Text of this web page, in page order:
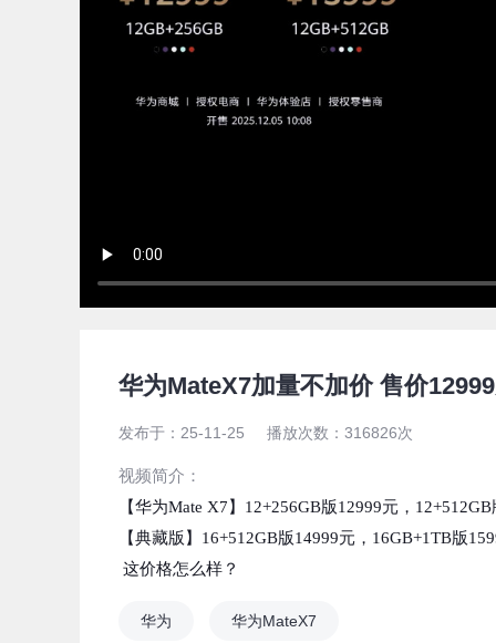
华为MateX7加量不加价 售价
发布于： 25-11-25 播放次数： 316826次
视频简介：
【华为Mate X7】12+256GB版12999元，
【典藏版】16+512GB版14999元，16GB+1TB版
这价格怎么样？
华为 华为MateX7